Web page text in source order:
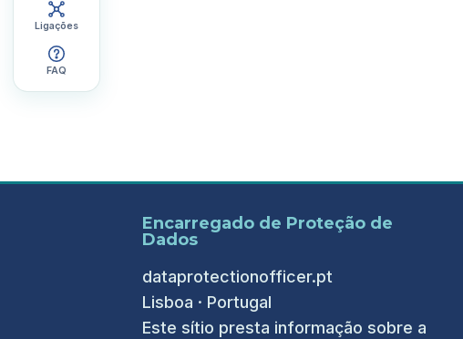
Ligações
FAQ
Encarregado de Proteção de
Dados
dataprotectionofficer.pt
Lisboa · Portugal
Este sítio presta informação sobre a